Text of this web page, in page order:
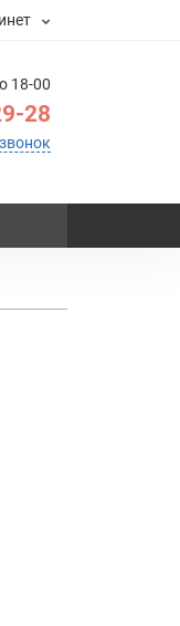
18-00
28